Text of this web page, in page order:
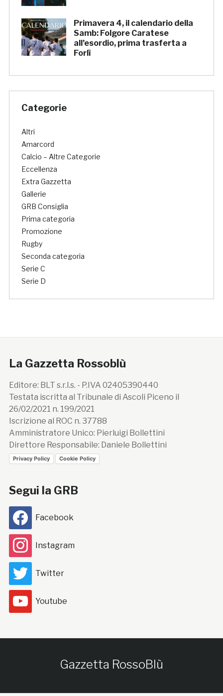
Primavera 4, il calendario della
Samb: Folgore Caratese
all’esordio, prima trasferta a
Forlì
Categorie
Altri
Amarcord
Calcio – Altre Categorie
Eccellenza
Extra Gazzetta
Gallerie
GRB Consiglia
Prima categoria
Promozione
Rugby
Seconda categoria
Serie C
Serie D
La Gazzetta Rossoblù
Editore: BLT s.r.l.s. - P.IVA 02405390440
Testata iscritta al Tribunale di Ascoli Piceno il
26/02/2021 n. 199/2021
Iscrizione al ROC n. 37788
Amministratore Unico: Pierluigi Bollettini
Direttore Responsabile: Daniele Bollettini
Privacy Policy Cookie Policy
Segui la GRB
Facebook
Instagram
Twitter
Youtube
Gazzetta RossoBlù